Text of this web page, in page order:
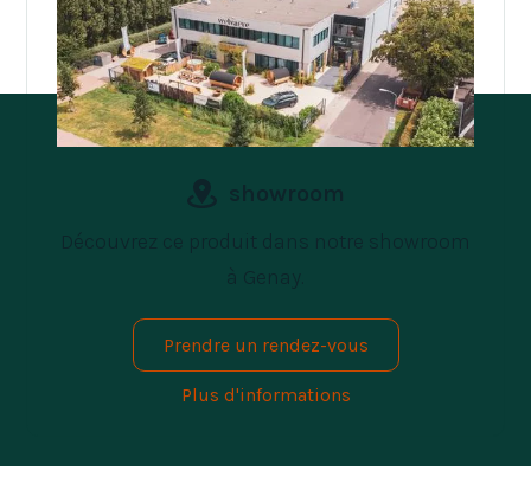
showroom
Découvrez ce produit dans notre showroom
à Genay.
Prendre un rendez-vous
Plus d'informations